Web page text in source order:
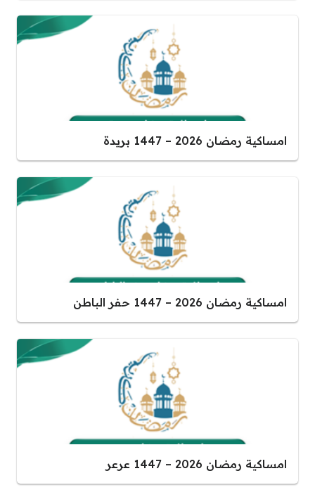
امساكية رمضان 2026 – 1447 بريدة
امساكية رمضان 2026 – 1447 حفر الباطن
امساكية رمضان 2026 – 1447 عرعر